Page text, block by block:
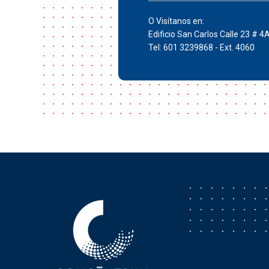
O Visítanos en:
Edificio San Carlos Calle 23 #
Tel: 601 3239868 - Ext. 4060